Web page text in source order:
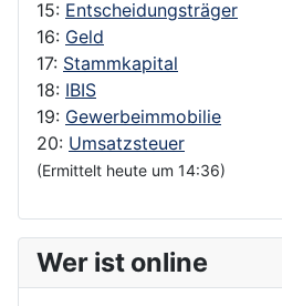
15: Entscheidungsträger
16: Geld
17: Stammkapital
18: IBIS
19: Gewerbeimmobilie
20: Umsatzsteuer
(Ermittelt heute um 14:36)
Wer ist online